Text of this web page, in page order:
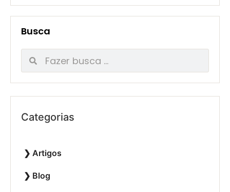
Busca
Categorias
Artigos
Blog